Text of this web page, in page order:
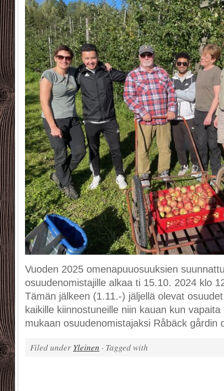
Vuoden 2025 omenapuuosuuksien
osuudenomistajille alkaa ti 15.10. 2024 klo
Tämän jälkeen (1.11.-) jäljellä olevat
kaikille kiinnostuneille niin kauan kun
mukaan osuudenomistajaksi Råbäck gårdin
Filed under Yleinen · Tagged with